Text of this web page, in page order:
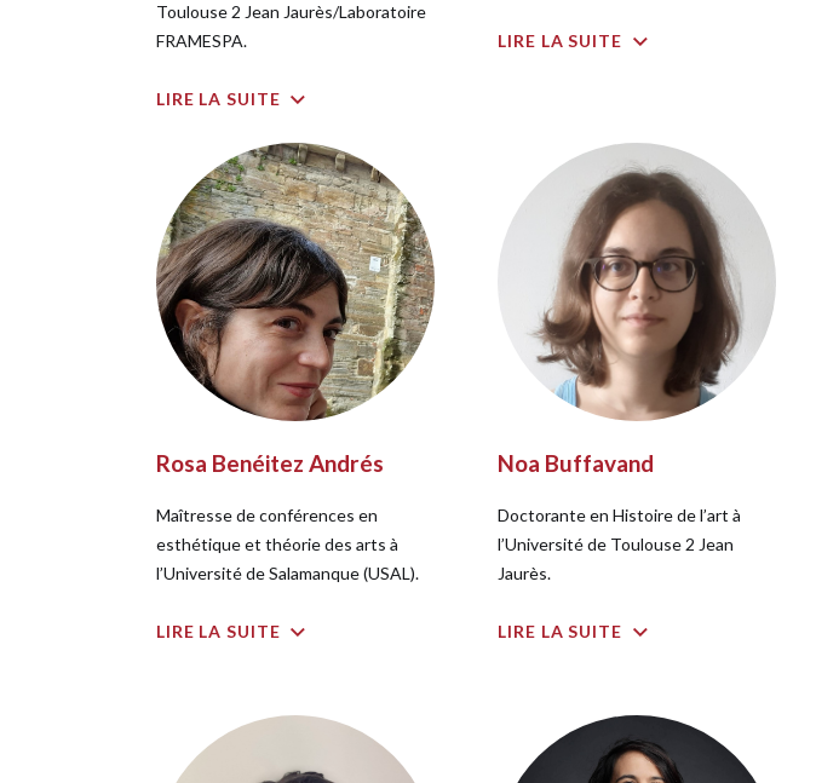
Toulouse 2 Jean Jaurès/Laboratoire
FRAMESPA.
LIRE LA SUITE
LIRE LA SUITE
Rosa Benéitez Andrés
Maîtresse de conférences en
esthétique et théorie des arts à
l’Université de Salamanque (USAL).
LIRE LA SUITE
Noa Buffavand
Doctorante en Histoire de l’art à
l’Université de Toulouse 2 Jean
Jaurès.
LIRE LA SUITE